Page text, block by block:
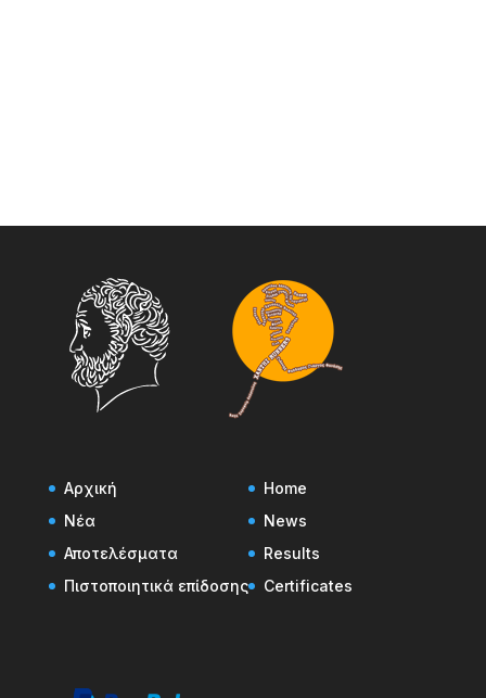
Αρχική
Νέα
Αποτελέσματα
Πιστοποιητικά επίδοσης
Home
News
Results
Certificates